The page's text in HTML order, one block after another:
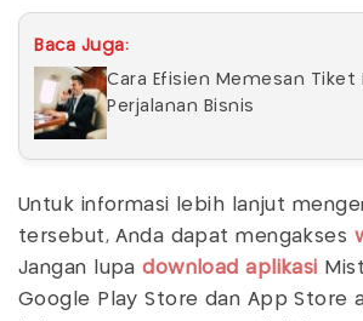
Baca Juga:
Cara Efisien Memesan
Perjalanan Bisnis
Untuk informasi lebih lanjut
tersebut, Anda dapat mengakses
Jangan lupadownload aplikasi
Google Play Store dan App Store